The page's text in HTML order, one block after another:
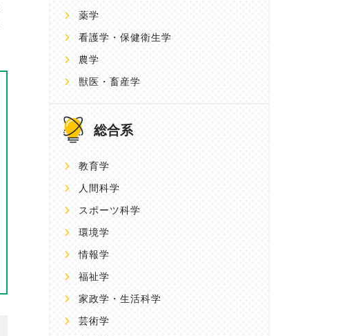
薬学
看護学・保健衛生学
農学
獣医・畜産学
総合系
教育学
人間科学
スポーツ科学
環境学
情報学
福祉学
家政学・生活科学
芸術学